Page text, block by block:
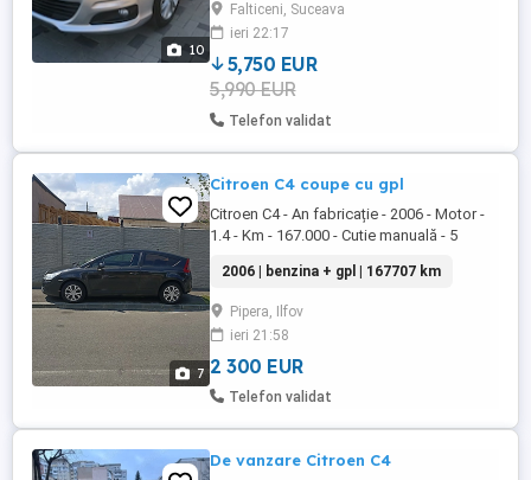
10
KM (absolut reali) !!! Serie sasiu:
VF7NC9HD8EY558234 !!! Carte service si
raport CarVertical ...
Falticeni, Suceava
ieri 22:17
5,750 EUR
5,990 EUR
Telefon validat
7
Citroen C4 coupe cu gpl
Citroen C4 - An fabricație - 2006 - Motor -
1.4 - Km - 167.000 - Cutie manuală - 5
Valabilitate 8 ani GPL - Coupe - 2 uși -
Senzori parcare - Ac - Geamuri electrice -
Oglinzi electrice - Volan piele plus
comenzi pe volan - Pilot automat - ...
2006 | benzina + gpl | 167707 km
Pipera, Ilfov
ieri 21:58
2 300 EUR
Telefon validat
De vanzare Citroen C4